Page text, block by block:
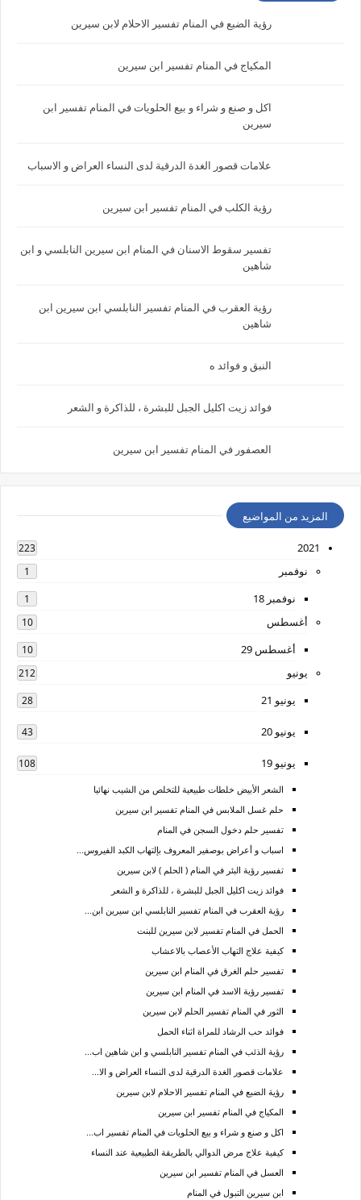
رؤية الضبع في المنام تفسير الاحلام لابن سيرين
المكياج في المنام تفسير ابن سيرين
اكل و صنع و شراء و بيع الحلويات في المنام تفسير ابن
سيرين
علامات قصور الغدة الدرقية لدى النساء العراض و الاسباب
رؤية الكلب في المنام تفسير ابن سيرين
تفسير سقوط الاسنان في المنام ابن سيرين النابلسي و ابن
شاهين
رؤية العقرب في المنام تفسير النابلسي ابن سيرين ابن
شاهين
النبق و فوائد ه
فوائد زيت اكليل الجبل للبشرة ، للذاكرة و الشعر
العصفور في المنام تفسير ابن سيرين
المزيد من المواضيع
2021
223
نوفمبر 1
نوفمبر 18 1
أغسطس 10
أغسطس 29 10
يونيو 212
يونيو 21 28
يونيو 20 43
يونيو 19 108
الشعر الأبيض خلطات طبيعية للتخلص من الشيب نهائيا
حلم غسل الملابس في المنام تفسير ابن سيرين
تفسير حلم دخول السجن في المنام
اسباب و أعراض بوصفير المعروف بإلتهاب الكبد الفيروس...
تفسير رؤية البئر في المنام ( الحلم ) لابن سيرين
فوائد زيت اكليل الجبل للبشرة ، للذاكرة و الشعر
رؤية العقرب في المنام تفسير النابلسي ابن سيرين ابن...
الحمل في المنام تفسير لابن سيرين للبنت
كيفية علاج التهاب الأعصاب بالاعشاب
تفسير حلم الغرق في المنام ابن سيرين
تفسير رؤية الاسد في المنام ابن سيرين
الثور في المنام تفسير الحلم لابن سيرين
فوائد حب الرشاد للمراة اثناء الحمل
رؤية الذئب في المنام تفسير النابلسي و ابن شاهين اب...
علامات قصور الغدة الدرقية لدى النساء العراض و الا...
رؤية الضبع في المنام تفسير الاحلام لابن سيرين
المكياج في المنام تفسير ابن سيرين
اكل و صنع و شراء و بيع الحلويات في المنام تفسير اب...
كيفية علاج مرض الدوالي بالطريقة الطبيعية عند النساء
العسل في المنام تفسير ابن سيرين
ابن سيرين التبول في المنام